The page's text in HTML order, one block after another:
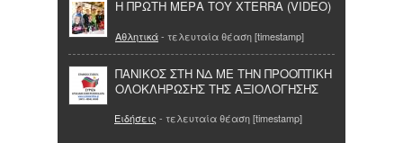
Η ΠΡΩΤΗ ΜΕΡΑ ΤΟΥ XTERRA (VIDEO)
Αθλητικά- τελευταία θέαση [timestamp]
ΠΑΝΙΚΟΣ ΣΤΗ ΝΔ ΜΕ ΤΗΝ ΠΡΟΟΠΤΙΚΗ
ΟΛΟΚΛΗΡΩΣΗΣ ΤΗΣ ΑΞΙΟΛΟΓΗΣΗΣ
Ειδήσεις - τελευταία θέαση [timestamp]